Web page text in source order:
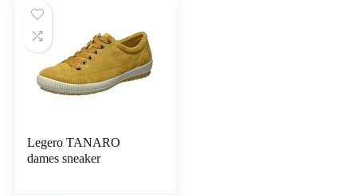
Legero TANARO
dames sneaker